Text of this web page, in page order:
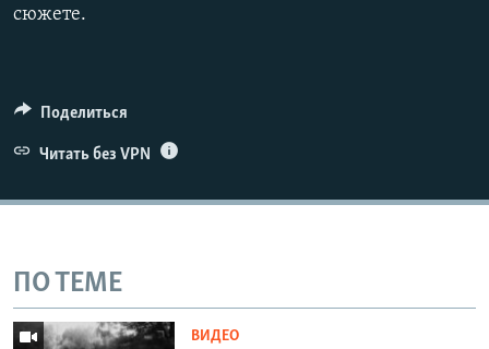
сюжете.
Поделиться
Читать без VPN
ПО ТЕМЕ
ВИДЕО